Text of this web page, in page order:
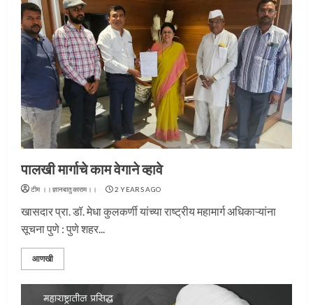
पालखी मार्गाचे काम वेगाने व्हावे
टीम ।।ज्ञानबातुकाराम।। 2 YEARS AGO
खासदार प्रा. डॉ. मेधा कुलकर्णी यांच्या राष्ट्रीय महामार्ग अधिकाऱ्यांना
सूचना पुणे : पुणे शहर...
आणखी